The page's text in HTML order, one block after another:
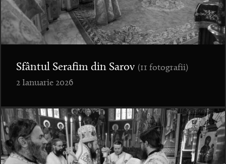
Sfântul Serafim din Sarov (11 fotografii)
2 Ianuarie 2026